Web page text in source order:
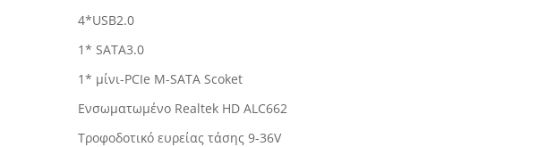
4*USB2.0
1* SATA3.0
1* μίνι-PCIe M-SATA Scoket
Ενσωματωμένο Realtek HD ALC662
Τροφοδοτικό ευρείας τάσης 9-36V